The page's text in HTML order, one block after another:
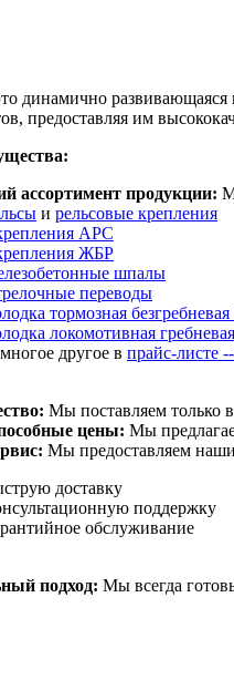
динамично развивающаяся
предоставляя им
ассортимент продукции:
и рельсовые крепления
АРС
ЖБР
шпалы
переводы
тормозная
локомотивная
другое в прайс-листе
Мы поставляем только
цены: Мы
Мы предоставляем
доставку
поддержку
обслуживание
подход: Мы всегда